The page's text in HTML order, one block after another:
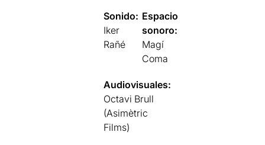
Sonido:
Iker
Rañé
Espacio
sonoro:
Magí
Coma
Audiovisuales:
Octavi Brull
(Asimètric
Films)